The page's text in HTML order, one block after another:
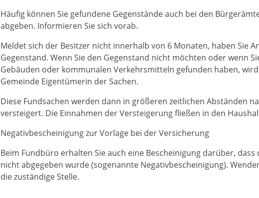
Häufig können Sie gefundene Gegenstände auch bei den
abgeben. Informieren Sie sich vorab.
Meldet sich der Besitzer nicht innerhalb von 6 Monaten, haben Sie
Gegenstand. Wenn Sie den Gegenstand nicht möchten oder wenn
Gebäuden oder kommunalen Verkehrsmitteln gefunden haben,
Gemeinde Eigentümerin der Sachen.
Diese Fundsachen werden dann in größeren zeitlichen Abständen
versteigert. Die Einnahmen der Versteigerung fließen in den
Negativbescheinigung zur Vorlage bei der Versicherung
Beim Fundbüro erhalten Sie auch eine Bescheinigung darüber,
nicht abgegeben wurde (sogenannte Negativbescheinigung).
die zuständige Stelle.